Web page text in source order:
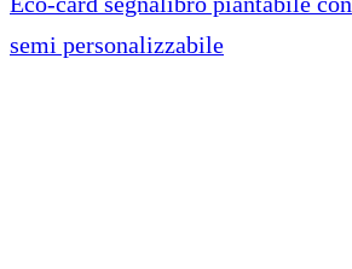
semi personalizzabile